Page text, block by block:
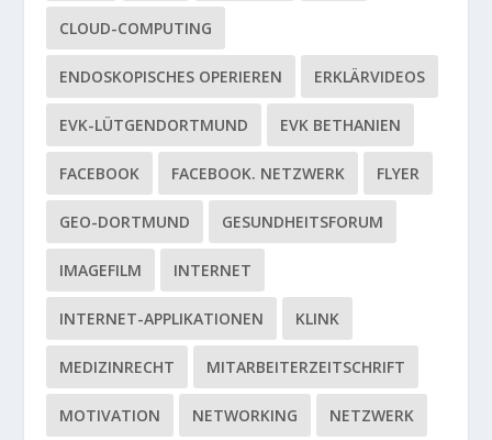
CLOUD-COMPUTING
ENDOSKOPISCHES OPERIEREN ERKLÄRVIDEOS
EVK-LÜTGENDORTMUND EVK BETHANIEN
FACEBOOK FACEBOOK. NETZWERK FLYER
GEO-DORTMUND GESUNDHEITSFORUM
IMAGEFILM INTERNET
INTERNET-APPLIKATIONEN KLINK
MEDIZINRECHT MITARBEITERZEITSCHRIFT
MOTIVATION NETWORKING NETZWERK